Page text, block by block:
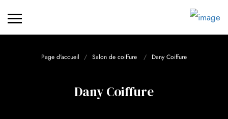
Page d'accueil Salon de coiffure Dany Coiffure
Dany Coiffure